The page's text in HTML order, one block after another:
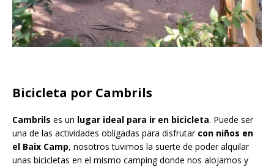
Bicicleta por Cambrils
Cambrils es un lugar ideal para ir en bicicleta. Puede ser
una de las actividades obligadas para disfrutar con niños en
el Baix Camp, nosotros tuvimos la suerte de poder alquilar
unas bicicletas en el mismo camping donde nos alojamos y